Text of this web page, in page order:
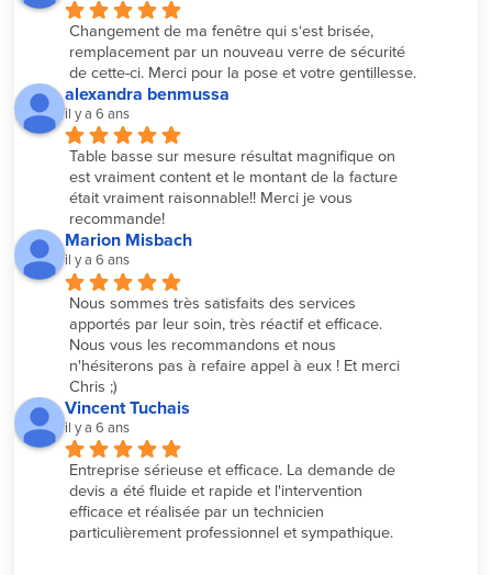
Changement de ma fenêtre qui s‘est brisée,
remplacement par un nouveau verre de sécurité
de cette-ci. Merci pour la pose et votre gentillesse.
alexandra benmussa
il y a 6 ans
Table basse sur mesure résultat magnifique on
est vraiment content et le montant de la facture
était vraiment raisonnable!! Merci je vous
recommande!
Marion Misbach
il y a 6 ans
Nous sommes très satisfaits des services
apportés par leur soin, très réactif et efficace.
Nous vous les recommandons et nous
n'hésiterons pas à refaire appel à eux ! Et merci
Chris ;)
Vincent Tuchais
il y a 6 ans
Entreprise sérieuse et efficace. La demande de
devis a été fluide et rapide et l'intervention
efficace et réalisée par un technicien
particulièrement professionnel et sympathique.